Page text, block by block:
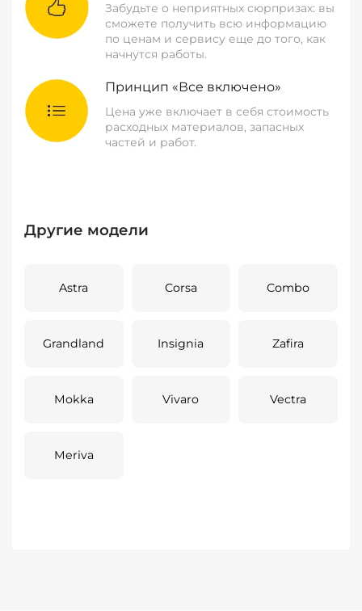
Забудьте о неприятных сюрпризах: вы
сможете получить всю информацию
по ценам и сервису еще до того, как
начнутся работы.
Принцип «Все включено»
Цена уже включает в себя стоимость
расходных материалов, запасных
частей и работ.
Другие модели
Astra Corsa Combo
Grandland Insignia Zafira
Mokka Vivaro Vectra
Meriva